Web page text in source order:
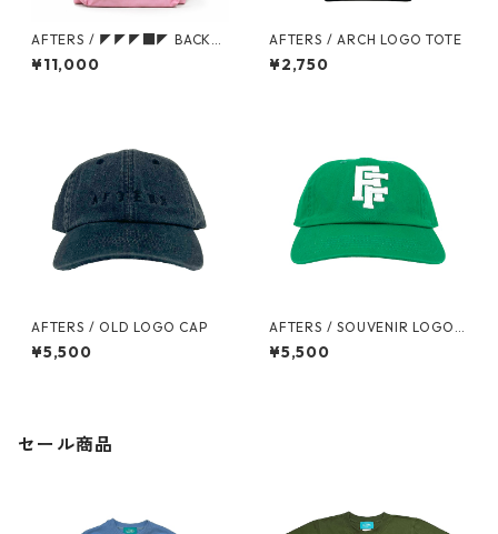
AFTERS / ◤◤◤■◤ BACKPA
CK
¥11,000
AFTERS / ARCH LOGO TOTE
¥2,750
AFTERS / OLD LOGO CAP
¥5,500
AFTERS / SOUVENIR LOGO
CAP
¥5,500
セール商品